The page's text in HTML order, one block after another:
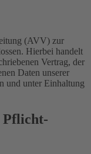
(AVV) zur
Hierbei handelt
Vertrag, der
Daten unserer
und unter Einhaltung
Pflicht­